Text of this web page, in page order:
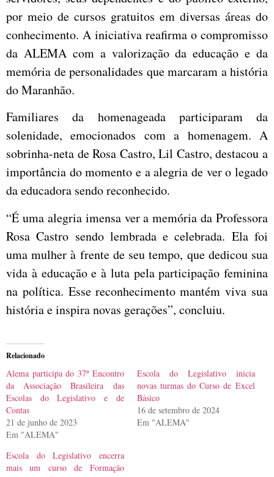
por meio de cursos gratuitos em diversas áreas do
conhecimento. A iniciativa reafirma o compromisso
da ALEMA com a valorização da educação e da
memória de personalidades que marcaram a história
do Maranhão.
Familiares da homenageada participaram da
solenidade, emocionados com a homenagem. A
sobrinha-neta de Rosa Castro, Lil Castro, destacou a
importância do momento e a alegria de ver o legado
da educadora sendo reconhecido.
“É uma alegria imensa ver a memória da Professora
Rosa Castro sendo lembrada e celebrada. Ela foi
uma mulher à frente de seu tempo, que dedicou sua
vida à educação e à luta pela participação feminina
na política. Esse reconhecimento mantém viva sua
história e inspira novas gerações”, concluiu.
Relacionado
Alema participa do 37º Encontro
da Associação Brasileira das
Escolas do Legislativo e de
Contas
21 de junho de 2023
Em "ALEMA"
Escola do Legislativo inicia
novas turmas do Curso de Excel
Básico
16 de setembro de 2024
Em "ALEMA"
Escola do Legislativo encerra
mais um curso de Formação